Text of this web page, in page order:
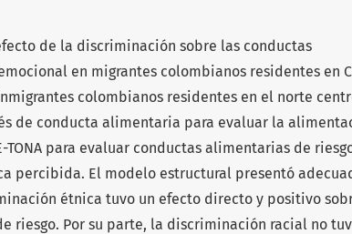
de la discriminación sobre las conductas
en migrantes colombianos residentes en
colombianos residentes en el norte
de conducta alimentaria para evaluar la
para evaluar conductas alimentarias de
percibida. El modelo estructural presentó
étnica tuvo un efecto directo y positivo
riesgo. Por su parte, la discriminación racial no